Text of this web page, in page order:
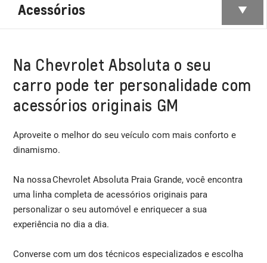
Acessórios
Na Chevrolet Absoluta o seu
carro pode ter personalidade com
acessórios originais GM
Aproveite o melhor do seu veículo com mais conforto e
dinamismo.
Na nossa Chevrolet Absoluta Praia Grande, você encontra
uma linha completa de acessórios originais para
personalizar o seu automóvel e enriquecer a sua
experiência no dia a dia.
Converse com um dos técnicos especializados e escolha